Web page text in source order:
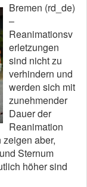
Bremen (rd_de)
–
Reanimationsv
erletzungen
sind nicht zu
verhindern und
werden sich mit
zunehmender
Dauer der
Reanimation
aber,
Sternum
höher sind